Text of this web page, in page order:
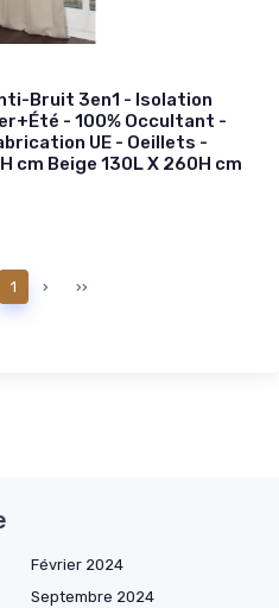
Bruit 3en1 - Isolation
- 100% Occultant -
UE - Oeillets -
cm Beige 130L X 260H cm
1 › ››
Février 2024
Septembre 2024